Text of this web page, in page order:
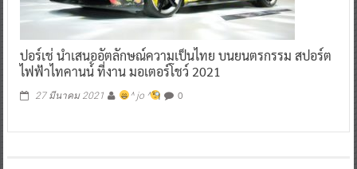
ปอร์เช่ นำเสนออัตลักษณ์ความเป็นไทย บนยนตรกรรม สปอร์ต
ไฟฟ้าไทคานน์์ ที่งาน มอเตอร์โชว์ 2021
27 มีนาคม 2021 ^ jo ^ 0